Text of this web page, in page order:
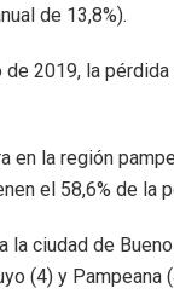
de 13,8%).
2019, la
en la región
el 58,6% de la
la ciudad de
(4) y